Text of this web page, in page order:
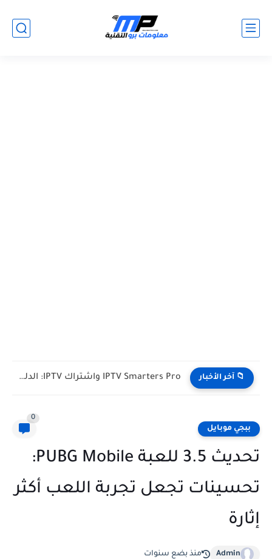
📁 آخر الأخبار IPTV Smarters Pro واشتراك IPTV: الدليل الشامل لفصل المشغل عن...
ببجي موبايل
0
تحديث 3.5 للعبة PUBG Mobile:
تحسينات تجعل تجربة اللعب أكثر
إثارة
Admin منذ بضع سنوات